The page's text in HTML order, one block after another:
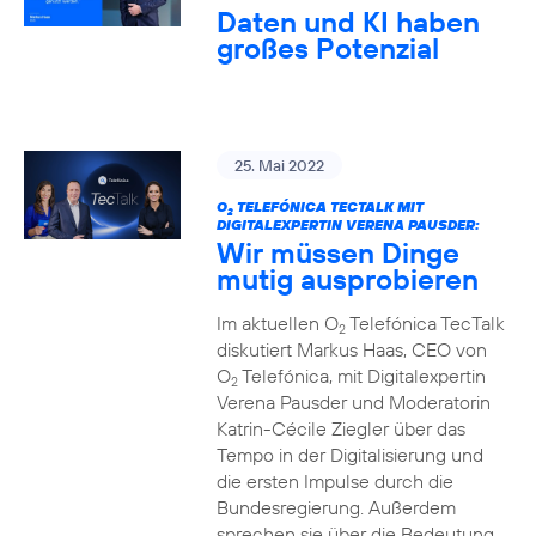
Daten und KI haben
großes Potenzial
25. Mai 2022
O2TELEFÓNICA TECTALK MIT
DIGITALEXPERTIN VERENA PAUSDER:
Wir müssen Dinge
mutig ausprobieren
Im aktuellen O2Telefónica TecTalk
diskutiert Markus Haas, CEO von
O2Telefónica, mit Digitalexpertin
Verena Pausder und Moderatorin
Katrin-Cécile Ziegler über das
Tempo in der Digitalisierung und
die ersten Impulse durch die
Bundesregierung. Außerdem